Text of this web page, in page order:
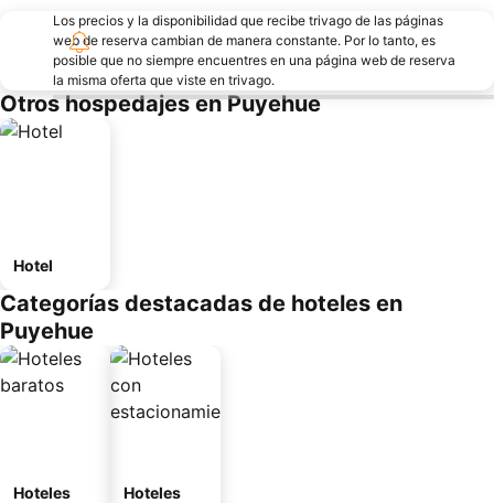
Los precios y la disponibilidad que recibe trivago de las páginas
web de reserva cambian de manera constante. Por lo tanto, es
posible que no siempre encuentres en una página web de reserva
la misma oferta que viste en trivago.
Otros hospedajes en Puyehue
Hotel
Categorías destacadas de hoteles en
Puyehue
Hoteles
Hoteles